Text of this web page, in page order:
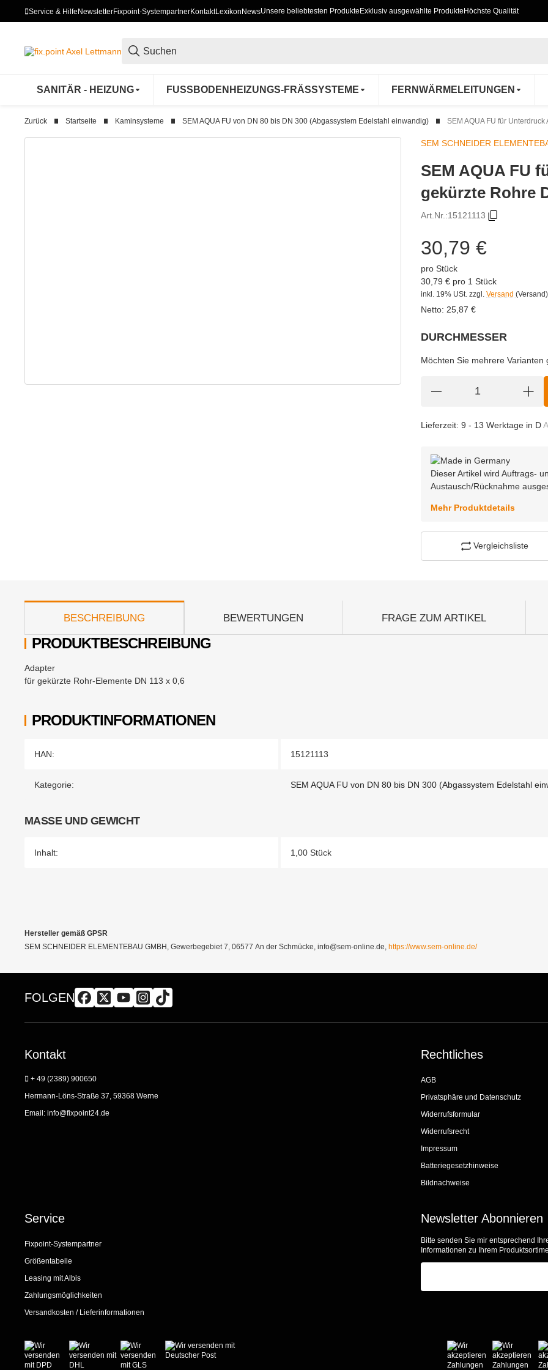
Service & HilfeNewsletterFixpoint-SystempartnerKontaktLexikonNewsUnsere beliebtesten Produkte Exklusiv ausgewählte Produkte Höchste Qualität
SANITÄR - HEIZUNG FUSSBODENHEIZUNGS-FRÄSSYSTEME FERNWÄRMELEITUNGEN
Zurück Startseite Kaminsysteme SEM AQUA FU von DN 80 bis DN 300 (Abgassystem Edelstahl einwandig) SEM AQUA FU für
SEM SCHNEIDER
SEM AQUA FU
gekürzte Rohre
Art.Nr.:15121113
30,79 €
pro Stück
30,79 € pro 1 Stück
inkl. 19% USt. zzgl. Versand (Versand)
Netto: 25,87 €
DURCHMESSER
Möchten Sie mehrere Varianten
Lieferzeit: 9 - 13 Werktage in D
Dieser Artikel wird Auftrags-
Austausch/Rücknahme
Mehr Produktdetails
Vergleichsliste
weitere Registerkarten anzeigen
BESCHREIBUNG BEWERTUNGEN FRAGE ZUM ARTIKEL
PRODUKTINFORMATIONEN
Produkteigenschaft
Wert
HAN: 15121113
Kategorie: SEM AQUA FU von DN 80 bis DN 300 (Abgassystem Edelstahl
MASSE UND GEWICHT
Inhalt: 1,00 Stück
PRODUKTBESCHREIBUNG
Adapter
für gekürzte Rohr-Elemente DN 113 x 0,6
Hersteller gemäß GPSR
SEM SCHNEIDER ELEMENTEBAU GMBH, Gewerbegebiet 7, 06577 An der Schmücke, info@sem-online.de, https://www.sem-online.de/
FOLGEN
Kontakt
+ 49 (2389) 900650
Hermann-Löns-Straße 37, 59368 Werne
Email: info@fixpoint24.de
Rechtliches
AGB
Privatsphäre und Datenschutz
Widerrufsformular
Widerrufsrecht
Impressum
Batteriegesetzhinweise
Bildnachweise
Service
Fixpoint-Systempartner
Größentabelle
Leasing mit Albis
Zahlungsmöglichkeiten
Versandkosten / Lieferinformationen
Newsletter Abonnieren
Bitte senden Sie mir entsprechend
Informationen zu Ihrem